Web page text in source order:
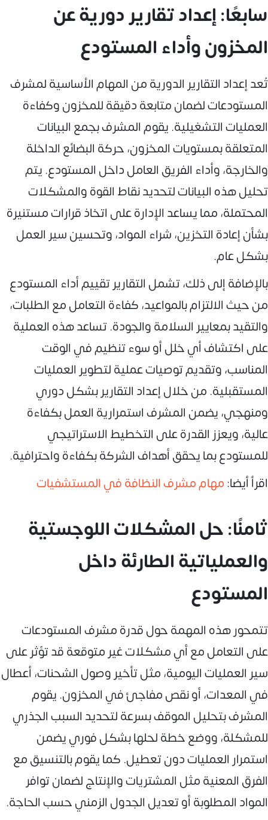
سابعًا: إعداد تقارير دورية عن
المخزون وأداء المستودع
تُعد إعداد التقارير الدورية من المهام الأساسية لمشرف
المستودعات لضمان متابعة دقيقة للمخزون وكفاءة
العمليات التشغيلية. يقوم المشرف بجمع البيانات
المتعلقة بمستويات المخزون، حركة البضائع الداخلة
والخارجة، وأداء الفريق العامل داخل المستودع. يتم
تحليل هذه البيانات لتحديد نقاط القوة والمشكلات
المحتملة، مما يساعد الإدارة على اتخاذ قرارات مستنيرة
بشأن إعادة التخزين، شراء المواد، وتحسين سير العمل
بشكل عام.
بالإضافة إلى ذلك، تشمل التقارير تقييم أداء المستودع
من حيث الالتزام بالمواعيد، كفاءة التعامل مع الطلبات،
والتقيد بمعايير السلامة والجودة. تساعد هذه العملية
على اكتشاف أي خلل أو سوء تنظيم في الوقت
المناسب، وتقديم توصيات عملية لتطوير العمليات
المستقبلية. من خلال إعداد التقارير بشكل دوري
ومنهجي، يضمن المشرف استمرارية العمل بكفاءة
عالية، ويعزز القدرة على التخطيط الاستراتيجي
للمستودع بما يحقق أهداف الشركة بكفاءة واحترافية.
اقرأ أيضا:مهام مشرف النظافة في المستشفيات
ثامنًا: حل المشكلات اللوجستية
والعملياتية الطارئة داخل
المستودع
تتمحور هذه المهمة حول قدرة مشرف المستودعات
على التعامل مع أي مشكلات غير متوقعة قد تؤثر على
سير العمليات اليومية، مثل تأخير وصول الشحنات، أعطال
في المعدات، أو نقص مفاجئ في المخزون. يقوم
المشرف بتحليل الموقف بسرعة لتحديد السبب الجذري
للمشكلة، ووضع خطة لحلها بشكل فوري يضمن
استمرار العمليات دون تعطيل. كما يقوم بالتنسيق مع
الفرق المعنية مثل المشتريات والإنتاج لضمان توافر
المواد المطلوبة أو تعديل الجدول الزمني حسب الحاجة.